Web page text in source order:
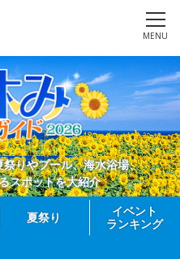
MENU
りやプール、海水浴場、
スポットを大紹介
夏祭り
イベント
ランキング